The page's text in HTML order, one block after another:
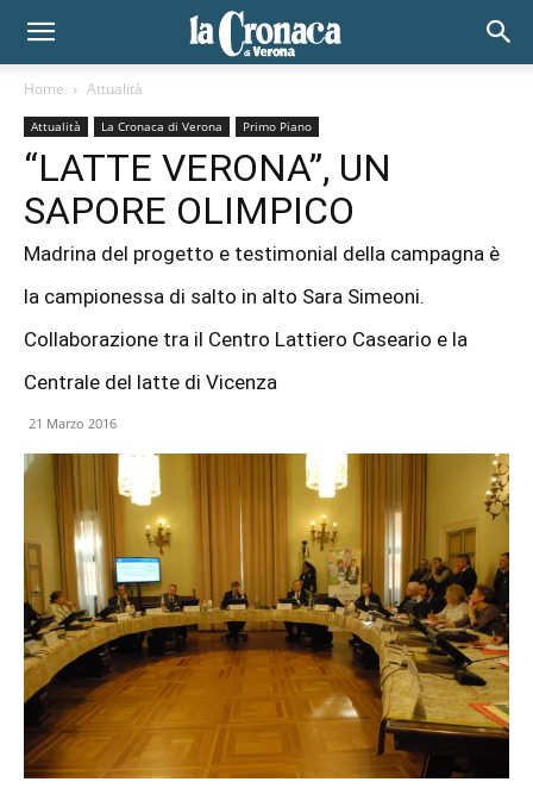
Home Attualità
Attualità La Cronaca di Verona Primo Piano
“LATTE VERONA”, UN
SAPORE OLIMPICO
Madrina del progetto e testimonial della campagna è
la campionessa di salto in alto Sara Simeoni.
Collaborazione tra il Centro Lattiero Caseario e la
Centrale del latte di Vicenza
21 Marzo 2016